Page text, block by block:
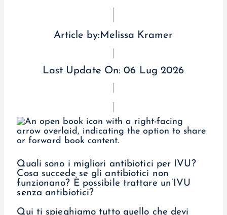
Article by:Melissa Kramer
Last Update On:06 Lug 2026
Quali sono i migliori antibiotici per IVU?
Cosa succede se gli antibiotici non
funzionano? È possibile trattare un’IVU
senza antibiotici?
Qui ti spieghiamo tutto quello che devi